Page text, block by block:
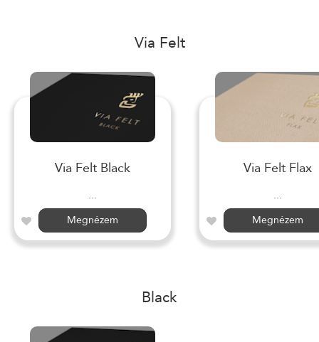
Via Felt
Via Felt Black
...
Megnézem
Via Felt Flax
...
Megnézem
Black